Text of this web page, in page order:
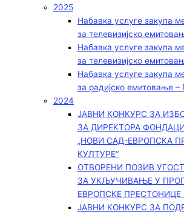
2025
Набавка услуге закупа
за телевизијско
Набавка услуге закупа
за телевизијско
Набавка услуге закупа
за радијско емитовање
2024
ЈАВНИ КОНКУРС ЗА
ЗА ДИРЕКТОРА
„НОВИ САД-ЕВРОПСКА
КУЛТУРЕ“
ОТВОРЕНИ ПОЗИВ
ЗА УКЉУЧИВАЊЕ У
ЕВРОПСКЕ ПРЕСТОНИЦЕ
ЈАВНИ КОНКУРС ЗА